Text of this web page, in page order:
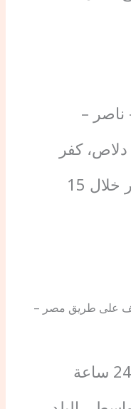
–
كفر
استجابة فورية داخل ناصر خلال 15
على طريق مصر –
فريق الإنقاذ هناك شغال 24 ساعة